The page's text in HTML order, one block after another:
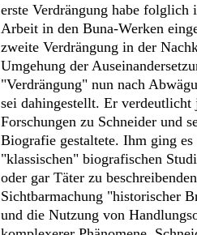
erste Verdrängung habe folglich
Arbeit in den Buna-Werken
zweite Verdrängung in der
Umgehung der
"Verdrängung" nun nach
sei dahingestellt. Er verdeutlicht
Forschungen zu Schneider und
Biografie gestaltete. Ihm ging
"klassischen" biografischen
oder gar Täter zu
Sichtbarmachung "historischer
und die Nutzung von